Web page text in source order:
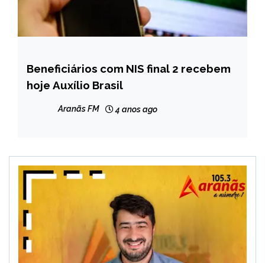
BRASIL
CAPELINHA
NOTÍCIAS
Beneficiários com NIS final 2 recebem
hoje Auxílio Brasil
Aranãs FM 4 anos ago